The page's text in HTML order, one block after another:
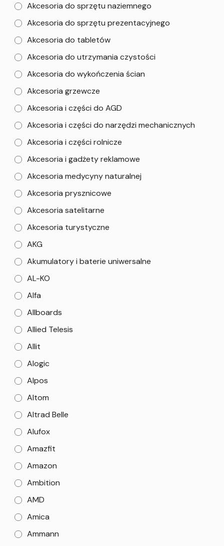
Akcesoria do sprzętu naziemnego
Akcesoria do sprzętu prezentacyjnego
Akcesoria do tabletów
Akcesoria do utrzymania czystości
Akcesoria do wykończenia ścian
Akcesoria grzewcze
Akcesoria i części do AGD
Akcesoria i części do narzędzi mechanicznych
Akcesoria i części rolnicze
Akcesoria i gadżety reklamowe
Akcesoria medycyny naturalnej
Akcesoria prysznicowe
Akcesoria satelitarne
Akcesoria turystyczne
AKG
Akumulatory i baterie uniwersalne
AL-KO
Alfa
Allboards
Allied Telesis
Allit
Alogic
Alpos
Altom
Altrad Belle
Alufox
Amazfit
Amazon
Ambition
AMD
Amica
Ammann